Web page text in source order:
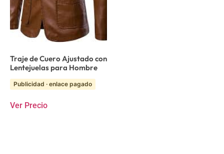
Traje de Cuero Ajustado con
Lentejuelas para Hombre
Publicidad · enlace pagado
Ver Precio